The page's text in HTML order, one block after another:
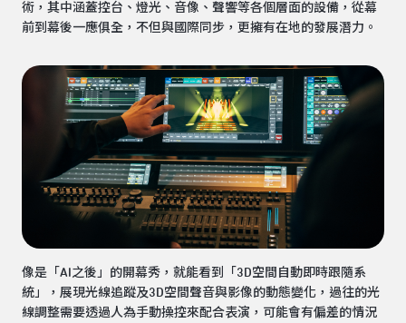
術，其中涵蓋控台、燈光、音像、聲響等各個層面的設備，從幕
前到幕後一應俱全，不但與國際同步，更擁有在地的發展潛力。
像是「AI之後」的開幕秀，就能看到「3D空間自動即時跟隨系
統」，展現光線追蹤及3D空間聲音與影像的動態變化，過往的光
線調整需要透過人為手動操控來配合表演，可能會有偏差的情況